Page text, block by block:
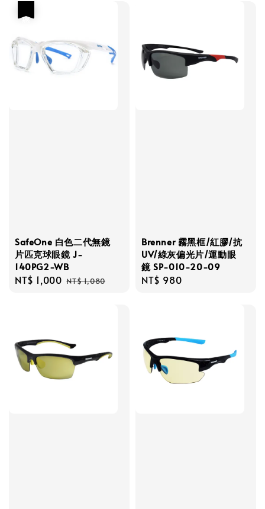
SafeOne 白色二代無鏡
片匹克球眼鏡 J-
140PG2-WB
Sale
NT$ 1,000 Regular
NT$ 1,080
Brenner 霧黑框/紅膠/抗
UV/綠灰偏光片/運動眼
鏡 SP-010-20-09
Regular
NT$ 980